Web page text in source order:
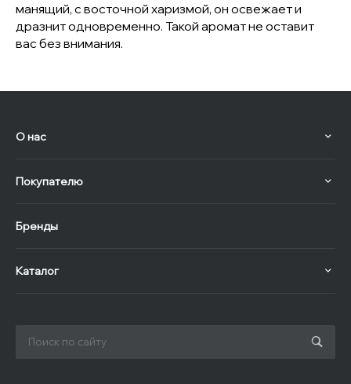
манящий, с восточной харизмой, он освежает и
дразнит одновременно. Такой аромат не оставит
вас без внимания.
О нас
Покупателю
Бренды
Каталог